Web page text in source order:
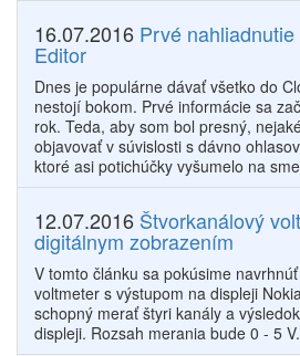
16.07.2016 Prvé
Editor
Dnes je populárne dávať všetko do
nestojí bokom. Prvé informácie sa
rok. Teda, aby som bol presný,
objavovať v súvislosti s dávno
ktoré asi potichúčky vyšumelo na
12.07.2016 Štvorkanálový
digitálnym zobrazením
V tomto článku sa pokúsime
voltmeter s výstupom na displeji
schopný merať štyri kanály a
displeji. Rozsah merania bude 0 - 5 V.